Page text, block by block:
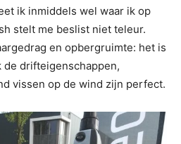
ik inmiddels wel waar ik op
stelt me beslist niet teleur.
en opbergruimte: het is
de drifteigenschappen,
vissen op de wind zijn perfect.